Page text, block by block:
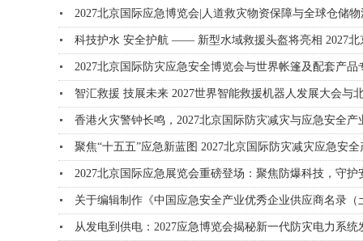
2027北京国际应急博览会|人道救灾物资保障与全球仓储
科技护水 安全护航 —— 新型水域救援头盔将亮相 2027北
2027北京国际防灾应急安全博览会与世界帐篷及配套产
智汇救援 技展未来 2027世界智能救援机器人发展大会与
香港火灾警钟长鸣，2027北京国际防灾减灾与应急安全
聚焦“十五五”应急新蓝图 2027北京国际防灾减灾应急安
2027北京国际应急展览会重磅登场：聚焦防爆科技，守护
关于编辑制作《中国应急安全产业优秀企业供应商名录
从发电到供电：2027应急博览会揭秘新一代防灾电力系统